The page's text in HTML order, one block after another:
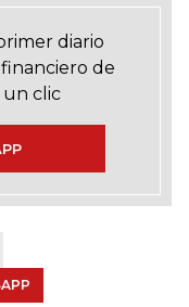
diario
de
un clic